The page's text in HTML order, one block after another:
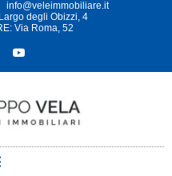
info@veleimmobiliare.it
degli Obizzi, 4
Via Roma, 52